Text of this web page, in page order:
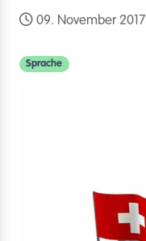
09. November 2017
Sprache